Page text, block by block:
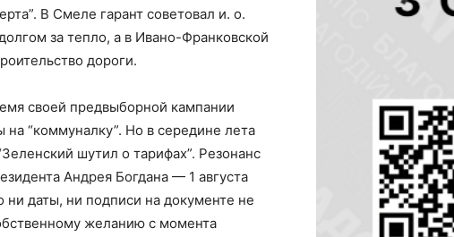
В Смеле гарант советовал и. о.
за тепло, а в Ивано-Франковской
дороги.
своей предвыборной кампании
“коммуналку”. Но в середине лета
шутил о тарифах”. Резонанс
Андрея Богдана — 1 августа
даты, ни подписи на документе не
желанию с момента